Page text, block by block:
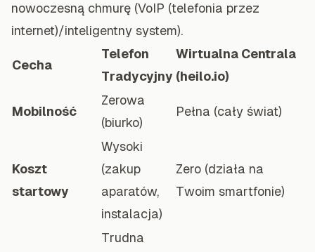
nowoczesną chmurę (VoIP (telefonia przez
internet)/inteligentny system).
Cecha
Telefon
Tradycyjny
Wirtualna Centrala
(heilo.io)
Mobilność
Zerowa
(biurko)
Pełna (cały świat)
Koszt
startowy
Wysoki
(zakup
aparatów,
instalacja)
Zero (działa na
Twoim smartfonie)
Trudna